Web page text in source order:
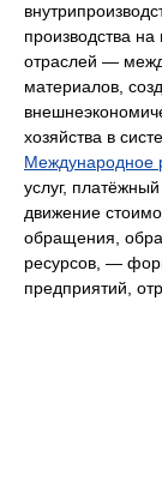
производства
отраслей —
материалов,
хозяйства в
Международное
услуг,
движение
обращения,
ресурсов, —
предприятий,